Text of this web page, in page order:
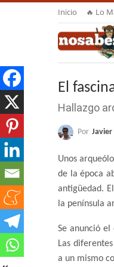
Inicio 🔥 Lo
El
Hallazgo
Por Javier
Unos
de la época
antigüedad.
la península
Se anunció
Las
a un mismo